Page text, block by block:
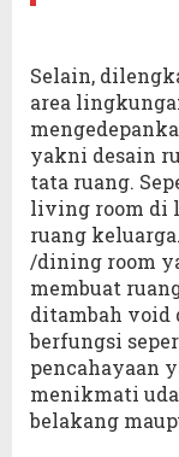
Selain,
area
yakni desain
tata ruang.
living room di
ruang
/dining room
membuat
ditambah void
berfungsi
pencahayaan
menikmati
belakang